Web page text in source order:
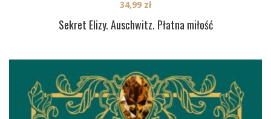
Sekret Elizy. Auschwitz. Płatna miłość
34,99 zł